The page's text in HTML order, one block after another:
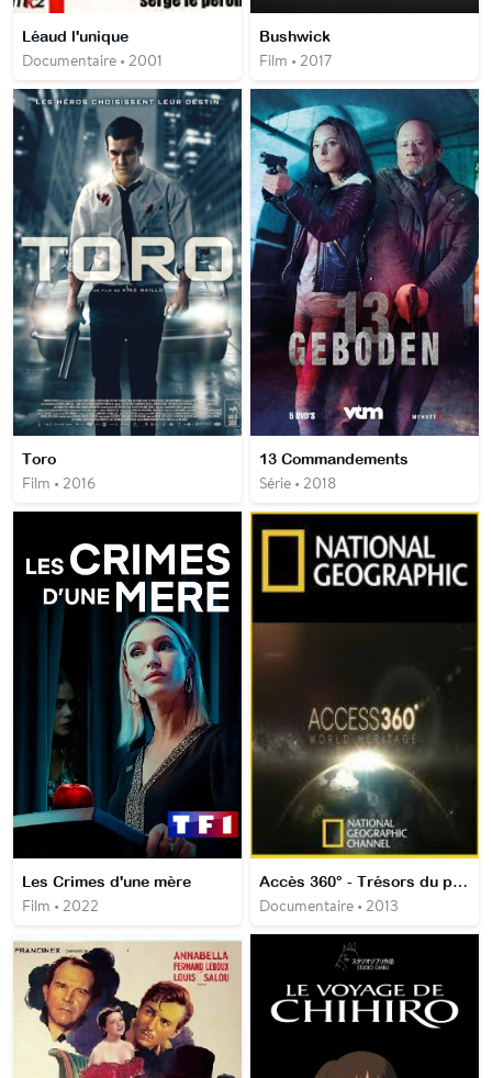
Léaud l'unique
Documentaire • 2001
Bushwick
Film • 2017
Toro
Film • 2016
13 Commandements
Série • 2018
Les Crimes d'une mère
Film • 2022
Accès 360° - Trésors du patrimoine mondial
Documentaire • 2013